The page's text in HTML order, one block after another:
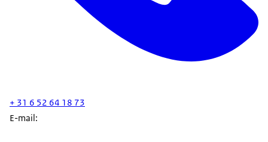
+ 31 6 52 64 18 73
E-mail: